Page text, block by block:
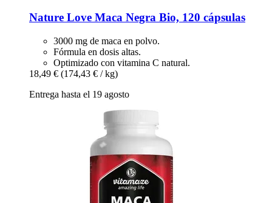
Nature Love Maca Negra Bio, 120 cápsulas
3000 mg de maca en polvo.
Fórmula en dosis altas.
Optimizado con vitamina C natural.
18,49 € (174,43 € / kg)
Entrega hasta el 19 agosto